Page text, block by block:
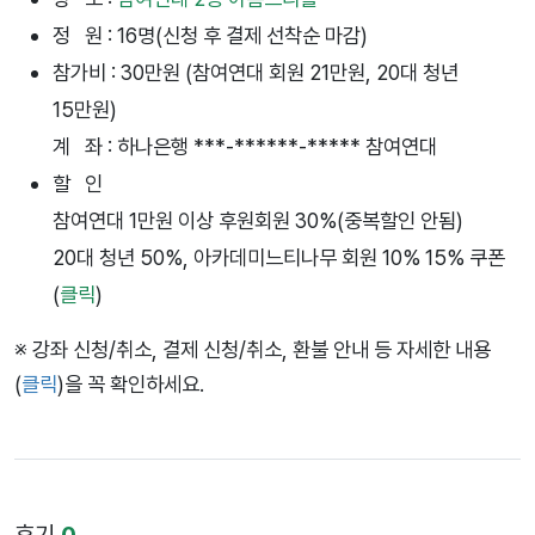
정 원 : 16명(신청 후 결제 선착순 마감)
참가비 : 30만원 (참여연대 회원 21만원, 20대 청년
15만원)
계 좌 : 하나은행 ***-******-***** 참여연대
할 인
참여연대 1만원 이상 후원회원 30%(중복할인 안됨)
20대 청년 50%, 아카데미느티나무 회원 10% 15% 쿠폰
(클릭)
※ 강좌 신청/취소, 결제 신청/취소, 환불 안내 등 자세한 내용
(클릭)을 꼭 확인하세요.